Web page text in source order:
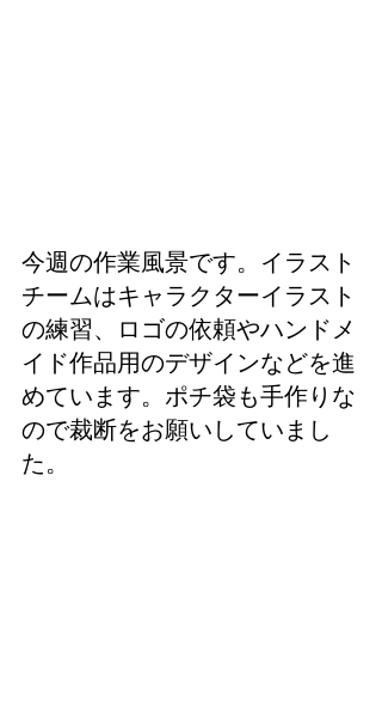
今週の作業風景です。イラスト
チームはキャラクターイラスト
の練習、ロゴの依頼やハンドメ
イド作品用のデザインなどを進
めています。ポチ袋も手作りな
ので裁断をお願いしていまし
た。